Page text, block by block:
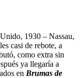
1930 – Nassau,
casi de rebote, a
como extra sin
ya llegaría a
en Brumas de